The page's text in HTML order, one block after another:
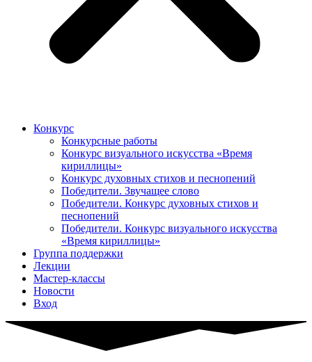
Конкурс
Конкурсные работы
Конкурс визуального искусства «Время
кириллицы»
Конкурс духовных стихов и песнопений
Победители. Звучащее слово
Победители. Конкурс духовных стихов и
песнопений
Победители. Конкурс визуального искусства
«Время кириллицы»
Группа поддержки
Лекции
Мастер-классы
Новости
Вход